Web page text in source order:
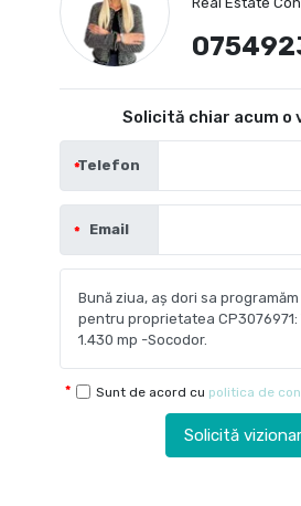
Solicită chiar acum o
Telefon
Email
Sunt de acord cu politica de
Solicită